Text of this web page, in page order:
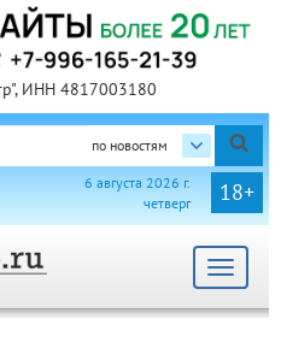
ИНН 4817003180
по новостям
18+
6 августа 2026 г.
четверг
Toggle